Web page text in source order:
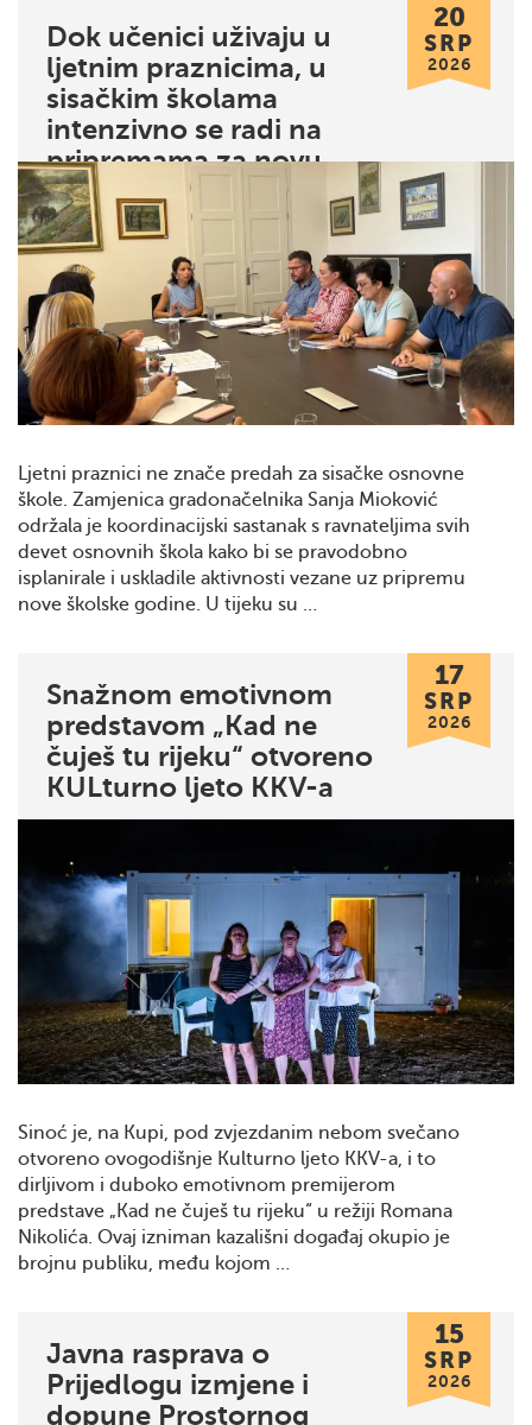
Dok učenici uživaju u
ljetnim praznicima, u
sisačkim školama
intenzivno se radi na
pripremama za novu
školsku godinu
20
SRP
2026
Ljetni praznici ne znače predah za sisačke osnovne
škole. Zamjenica gradonačelnika Sanja Mioković
održala je koordinacijski sastanak s ravnateljima svih
devet osnovnih škola kako bi se pravodobno
isplanirale i uskladile aktivnosti vezane uz pripremu
nove školske godine. U tijeku su …
Snažnom emotivnom
predstavom „Kad ne
čuješ tu rijeku“ otvoreno
KULturno ljeto KKV-a
17
SRP
2026
Sinoć je, na Kupi, pod zvjezdanim nebom svečano
otvoreno ovogodišnje Kulturno ljeto KKV-a, i to
dirljivom i duboko emotivnom premijerom
predstave „Kad ne čuješ tu rijeku“ u režiji Romana
Nikolića. Ovaj izniman kazališni događaj okupio je
brojnu publiku, među kojom …
Javna rasprava o
Prijedlogu izmjene i
dopune Prostornog
15
SRP
2026